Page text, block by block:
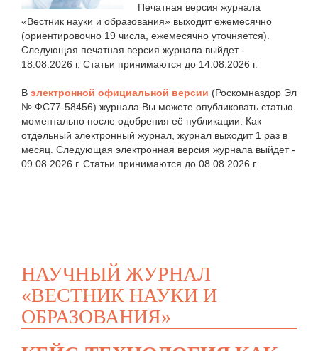
Печатная версия журнала
«Вестник науки и образования» выходит ежемесячно
(ориентировочно 19 числа, ежемесячно уточняется).
Следующая печатная версия журнала выйдет -
18.08.2026 г. Статьи принимаются до 14.08.2026 г.
В электронной официальной версии (Роскомназдор Эл
№ ФС77-58456) журнала Вы можете опубликовать статью
моментально после одобрения её публикации. Как
отдельный электронный журнал, журнал выходит 1 раз в
месяц. Следующая электронная версия журнала выйдет -
09.08.2026 г. Статьи принимаются до 08.08.2026 г.
НАУЧНЫЙ ЖУРНАЛ
«ВЕСТНИК НАУКИ И
ОБРАЗОВАНИЯ»